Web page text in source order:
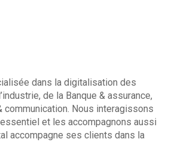
dans la digitalisation des
de la Banque & assurance,
communication. Nous interagissons
et les accompagnons aussi
accompagne ses clients dans la